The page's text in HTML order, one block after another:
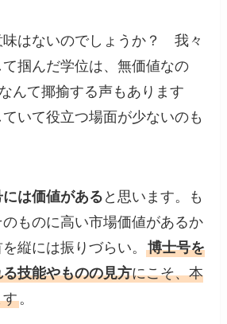
味はないのでしょうか？ 我々
掴んだ学位は、無価値なの
んて揶揄する声もあります
いて役立つ場面が少ないのも
は価値がある と思います。も
ものに高い市場価値があるか
縦には振りづらい。博士号を
技能やものの見方にこそ、本
す。